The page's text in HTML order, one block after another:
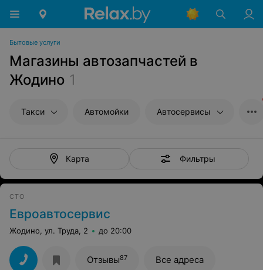
Бытовые услуги
Магазины автозапчастей в
Жодино 1
Такси Автомойки Автосервисы
Карта Фильтры
СТО
Евроавтосервис
Жодино, ул. Труда, 2 до 20:00
Отзывы87 Все адреса